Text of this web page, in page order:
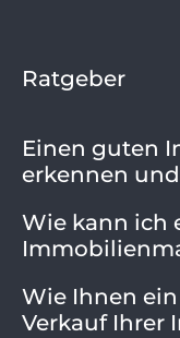
Ratgeber
Einen guten
erkennen
Wie kann ich
Wie Ihnen
Verkauf Ihrer